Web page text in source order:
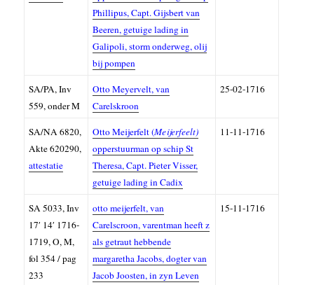
Phillipus, Capt. Gijsbert van
Beeren, getuige lading in
Galipoli, storm onderweg, olij
bij pompen
SA/PA, Inv
559, onder M
Otto Meyervelt, van
Carelskroon
25-02-1716
SA/NA 6820,
Akte 620290,
attestatie
Otto Meijerfelt (Meijerfeelt)
opperstuurman op schip St
Theresa, Capt. Pieter Visser,
getuige lading in Cadix
11-11-1716
SA 5033, Inv
17′ 14′ 1716-
1719, O, M,
fol 354 / pag
233
otto meijerfelt, van
Carelscroon, varentman heeft z
als getraut hebbende
margaretha Jacobs, dogter van
Jacob Joosten, in zyn Leven
15-11-1716